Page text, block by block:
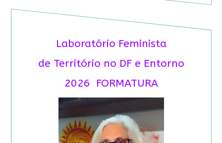
Laboratório Feminista
de Território no DF e Entorno
2026 FORMATURA